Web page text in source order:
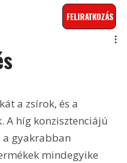
FELIRATKOZÁS
a zsírok, és a
A híg konzisztenciájú
gyakrabban
mindegyike